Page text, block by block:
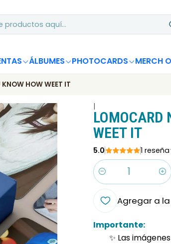
ÁLBUMES PHOTOCARDS MERCH
HOW WEET IT
|
LOMOCARD
WEET IT
5.0 1 reseña
Cantidad
Agregar a
Importante:
✨ Las